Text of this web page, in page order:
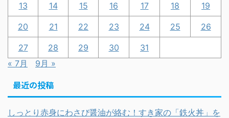
13 14 15 16 17 18 19
20 21 22 23 24 25 26
27 28 29 30
31
« 7月
9月 »
最近の投稿
しっとり赤身にわさび醤油が絡む！すき家の「鉄火丼」を